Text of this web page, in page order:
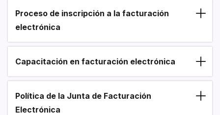
Proceso de inscripción a la facturación
electrónica
Capacitación en facturación electrónica
Política de la Junta de Facturación
Electrónica